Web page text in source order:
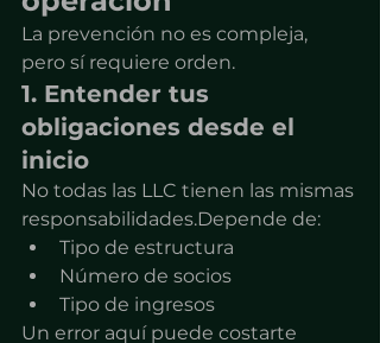
La prevención no es compleja,
pero sí requiere orden.
1. Entender tus
obligaciones desde el
inicio
No todas las LLC tienen las mismas
responsabilidades.Depende de:
Tipo de estructura
Número de socios
Tipo de ingresos
Un error aquí puede costarte